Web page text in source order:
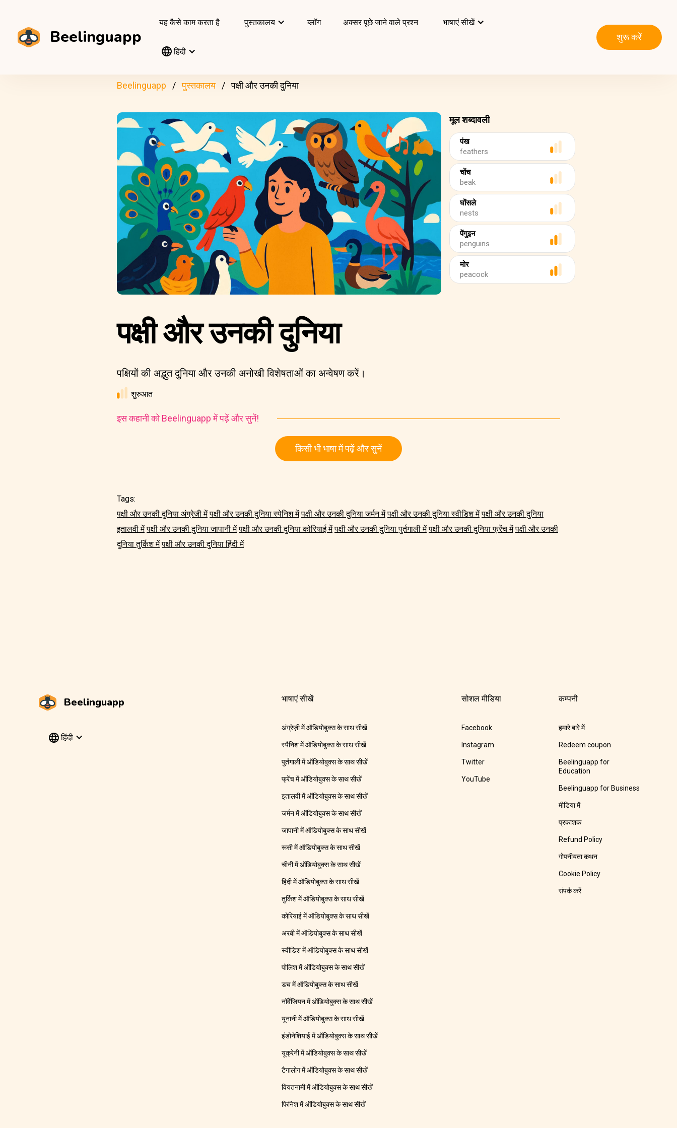
Beelinguapp
यह कैसे काम करता है पुस्तकालय ब्लॉग अक्सर पूछे जाने वाले प्रश्न भाषाएं सीखें
हिंदी
शुरू करें
Beelinguapp पुस्तकालय पक्षी और उनकी दुनिया
मूल शब्दावली
पंख
feathers
चोंच
beak
घोंसले
nests
पेंगुइन
penguins
मोर
peacock
पक्षी और उनकी दुनिया
पक्षियों की अद्भुत दुनिया और उनकी अनोखी विशेषताओं का अन्वेषण करें।
शुरुआत
इस कहानी को Beelinguapp में पढ़ें और सुनें!
किसी भी भाषा में पढ़ें और सुनें
Tags:
पक्षी और उनकी दुनिया अंग्रेजी में पक्षी और उनकी दुनिया स्पेनिश में पक्षी और उनकी दुनिया जर्मन में पक्षी और उनकी दुनिया स्वीडिश में पक्षी और उनकी दुनिया
इतालवी में पक्षी और उनकी दुनिया जापानी में पक्षी और उनकी दुनिया कोरियाई में पक्षी और उनकी दुनिया पुर्तगाली में पक्षी और उनकी दुनिया फ्रेंच में पक्षी और उनकी
दुनिया तुर्किश में पक्षी और उनकी दुनिया हिंदी में
Beelinguapp
हिंदी
भाषाएं सीखें
अंग्रेज़ी में ऑडियोबुक्स के साथ सीखें
स्पैनिश में ऑडियोबुक्स के साथ सीखें
पुर्तगाली में ऑडियोबुक्स के साथ सीखें
फ्रेंच में ऑडियोबुक्स के साथ सीखें
इतालवी में ऑडियोबुक्स के साथ सीखें
जर्मन में ऑडियोबुक्स के साथ सीखें
जापानी में ऑडियोबुक्स के साथ सीखें
रूसी में ऑडियोबुक्स के साथ सीखें
चीनी में ऑडियोबुक्स के साथ सीखें
हिंदी में ऑडियोबुक्स के साथ सीखें
तुर्किश में ऑडियोबुक्स के साथ सीखें
कोरियाई में ऑडियोबुक्स के साथ सीखें
अरबी में ऑडियोबुक्स के साथ सीखें
स्वीडिश में ऑडियोबुक्स के साथ सीखें
पोलिश में ऑडियोबुक्स के साथ सीखें
डच में ऑडियोबुक्स के साथ सीखें
नॉर्वेजियन में ऑडियोबुक्स के साथ सीखें
यूनानी में ऑडियोबुक्स के साथ सीखें
इंडोनेशियाई में ऑडियोबुक्स के साथ सीखें
यूक्रेनी में ऑडियोबुक्स के साथ सीखें
टैगालोग में ऑडियोबुक्स के साथ सीखें
वियतनामी में ऑडियोबुक्स के साथ सीखें
फिनिश में ऑडियोबुक्स के साथ सीखें
सोशल मीडिया
Facebook
Instagram
Twitter
YouTube
कम्पनी
हमारे बारे में
Redeem coupon
Beelinguapp for
Education
Beelinguapp for Business
मीडिया में
प्रकाशक
Refund Policy
गोपनीयता कथन
Cookie Policy
संपर्क करें